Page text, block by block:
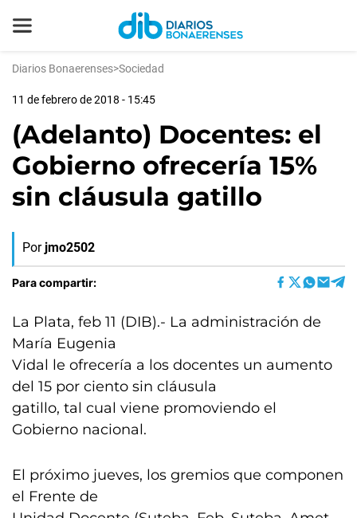
Diarios Bonaerenses>Sociedad
11 de febrero de 2018 - 15:45
(Adelanto) Docentes: el
Gobierno ofrecería 15%
sin cláusula gatillo
Por jmo2502
Para compartir:
La Plata, feb 11 (DIB).- La administración de
María Eugenia
Vidal le ofrecería a los docentes un aumento
del 15 por ciento sin cláusula
gatillo, tal cual viene promoviendo el
Gobierno nacional.
El próximo jueves, los gremios que componen
el Frente de